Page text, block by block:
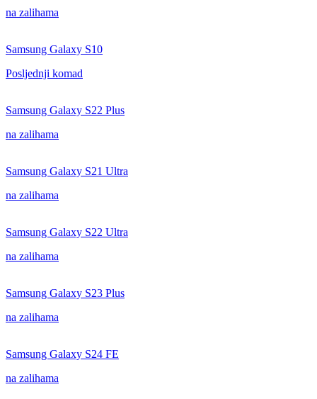
na zalihama
Samsung Galaxy S10
Posljednji komad
Samsung Galaxy S22 Plus
na zalihama
Samsung Galaxy S21 Ultra
na zalihama
Samsung Galaxy S22 Ultra
na zalihama
Samsung Galaxy S23 Plus
na zalihama
Samsung Galaxy S24 FE
na zalihama